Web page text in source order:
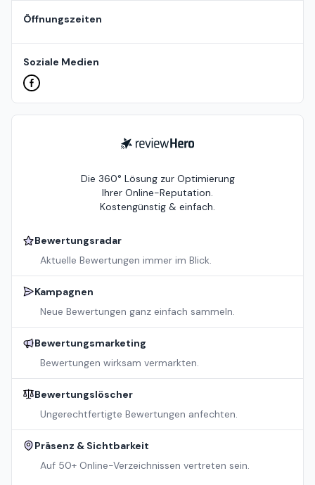
Öffnungszeiten
Soziale Medien
ReviewHero
Die 360° Lösung zur Optimierung
Ihrer Online-Reputation.
Kostengünstig & einfach.
Bewertungsradar
Aktuelle Bewertungen immer im Blick.
Kampagnen
Neue Bewertungen ganz einfach sammeln.
Bewertungsmarketing
Bewertungen wirksam vermarkten.
Bewertungslöscher
Ungerechtfertigte Bewertungen anfechten.
Präsenz & Sichtbarkeit
Auf 50+ Online-Verzeichnissen vertreten sein.